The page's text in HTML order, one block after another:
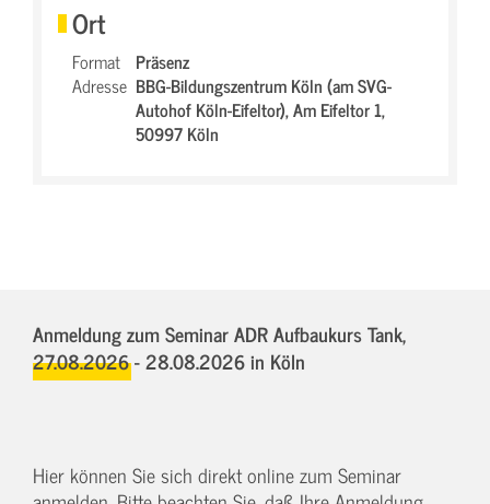
Ort
Format Präsenz
Adresse BBG-Bildungszentrum Köln (am SVG-
Autohof Köln-Eifeltor),Am Eifeltor 1,
50997 Köln
Anmeldung zum Seminar ADR Aufbaukurs Tank,
27.08.2026 - 28.08.2026in Köln
Hier können Sie sich direkt online zum Seminar